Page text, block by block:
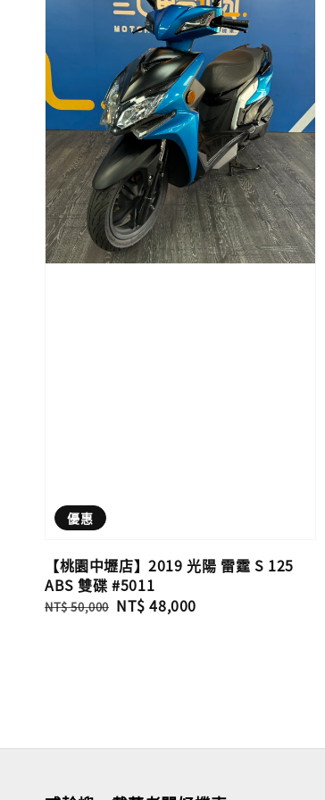
優惠
【桃園中壢店】2019 光陽 雷霆 S 125
ABS 雙碟 #5011
Regular
NT$ 50,000 Sale
NT$ 48,000